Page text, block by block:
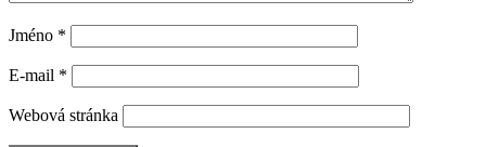
Jméno *
E-mail *
Webová stránka